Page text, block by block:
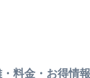
料金・お得情